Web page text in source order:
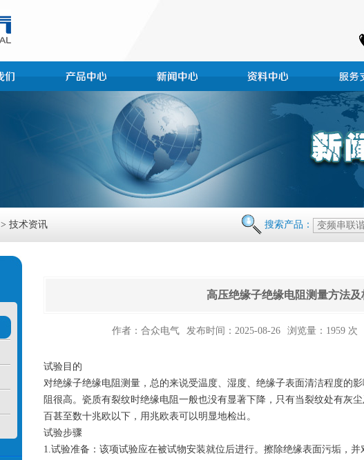
> 技术资讯 搜索产品：
高压绝缘子绝缘电阻测量方法及
作者：合众电气 发布时间：2025-08-26 浏览量：1959 次
试验目的
对绝缘子绝缘电阻测量，总的来说受温度、湿度、绝缘子表面清洁程度的
阻很高。瓷质有裂纹时绝缘电阻一般也没有显著下降，只有当裂纹处有灰
百甚至数十兆欧以下，用兆欧表可以明显地检出。
试验步骤
1.试验准备：该项试验应在被试物安装就位后进行。擦除绝缘表面污垢，并